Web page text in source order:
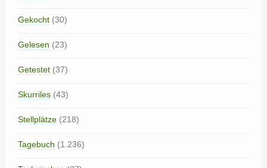
Gekocht (30)
Gelesen (23)
Getestet (37)
Skurriles (43)
Stellplätze (218)
Tagebuch (1.236)